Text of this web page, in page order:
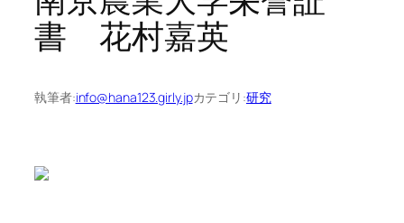
書 花村嘉英
執筆者:info@hana123.girly.jpカテゴリ:研究